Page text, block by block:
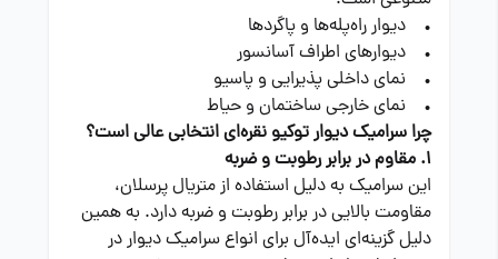
• دیوار راه‌پله‌ها و پاگردها
• دیوارهای اطراف آسانسور
• نمای داخلی پذیرایی و پاسیو
• نمای خارجی ساختمان و حیاط
چرا سرامیک دیوار توکیو نقره‌ای انتخابی عالی است؟
1. مقاوم در برابر رطوبت و ضربه
این سرامیک به دلیل استفاده از متریال پرسلان،
مقاومت بالایی در برابر رطوبت و ضربه دارد. به همین
دلیل گزینه‌ای ایده‌آل برای انواع سرامیک دیوار در